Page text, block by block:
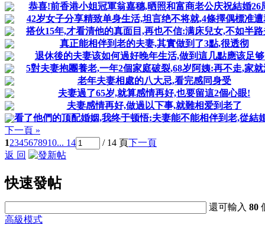
恭喜!前香港小姐冠軍翁嘉穗,晒照和富商老公庆祝結婚26
42岁女子分享精致单身生活,坦言绝不将就,4條擇偶標准遭
搭伙15年,才看清他的真面目,再也不信:满床兒女,不如半
真正能相伴到老的夫妻,其實做到了3點,很透彻
退休後的夫妻该如何過好晚年生活,做到這几點應该足
5對夫妻抱團養老,一年2個家庭破裂,68岁阿姨:再不走,家
老年夫妻相處的八大忌,看完感同身受
夫妻過了65岁,就算感情再好,也要留這2個心眼!
夫妻感情再好,做過以下事,就難相爱到老了
看了他們的顶配婚姻,我终于顿悟:夫妻能不能相伴到老,從結
下一頁 »
12345678910... 14 / 14 頁下一頁
返 回
快速發帖
還可輸入80
高級模式